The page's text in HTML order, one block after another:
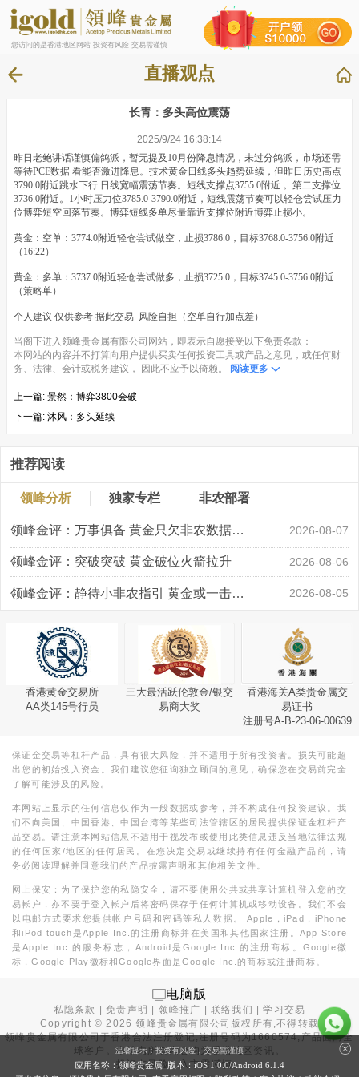
您访问的是香港地区网站 投资有风险 交易需谨慎
直播观点
长青：多头高位震荡
2025/9/24 16:38:14
昨日老鲍讲话谨慎偏鸽派，暂无提及10月份降息情况，未过分鸽派，市场还需
等待PCE数据 看能否激进降息。技术黄金日线多头趋势延续，但昨日历史高点
3790.0附近跳水下行 日线宽幅震荡节奏。短线支撑点3755.0附近 。第二支撑位
3736.0附近。1小时压力位3785.0-3790.0附近，短线震荡节奏可以轻仓尝试压力
位博弈短空回落节奏。博弈短线多单尽量靠近支撑位附近博弈止损小。
黄金：空单：3774.0附近轻仓尝试做空，止损3786.0，目标3768.0-3756.0附近
（16:22）
黄金：多单：3737.0附近轻仓尝试做多，止损3725.0，目标3745.0-3756.0附近
（策略单）
个人建议 仅供参考 据此交易 风险自担（空单自行加点差）
当阁下进入领峰贵金属有限公司网站，即表示自愿接受以下免责条款：
本网站的内容并不打算向用户提供买卖任何投资工具或产品之意见，或任何财
务、法律、会计或税务建议， 因此不应予以倚赖。
阅读更多
上一篇: 景然：博弈3800会破
下一篇: 沐风：多头延续
推荐阅读
领峰分析 独家专栏 非农部署
领峰金评：万事俱备 黄金只欠非农数据“东风” 2026-08-07
领峰金评：突破突破 黄金破位火箭拉升 2026-08-06
领峰金评：静待小非农指引 黄金或一击破局 2026-08-05
香港黄金交易所
AA类145号行员
三大最活跃伦敦金/银交
易商大奖
香港海关A类贵金属交
易证书
注册号A-B-23-06-00639
保证金交易等杠杆产品，具有很大风险，并不适用于所有投资者。损失可能超
出您的初始投入资金。我们建议您征询独立顾问的意见，确保您在交易前完全
了解可能涉及的风险。
本网站上显示的任何信息仅作为一般数据或参考，并不构成任何投资建议。我
们不向美国、中国香港、中国台湾等某些司法管辖区的居民提供保证金杠杆产
品交易。请注意本网站信息不适用于视发布或使用此类信息违反当地法律法规
的任何国家/地区的任何居民。在您决定交易或继续持有任何金融产品前，请
务必阅读理解并同意我们的产品披露声明和其他相关文件。
网上保安：为了保护您的私隐安全，请不要使用公共或共享计算机登入您的交
易帐户，亦不要于登入帐户后将密码保存于任何计算机或移动设备。我们不会
以电邮方式要求您提供帐户号码和密码等私人数据。 Apple，iPad，iPhone
和iPod touch是Apple Inc.的注册商标并在美国和其他国家注册。App Store
是Apple Inc.的服务标志，Android是Google Inc.的注册商标。Google徽
标，Google Play徽标和Google界面是Google Inc.的商标或注册商标。
电脑版
私隐条款 |免责声明 领峰推广 |联络我们 |学习交易
Copyright ©2026 领峰贵金属有限公司版权所有,不得转载
领峰贵金属有限公司于香港合法注册登记,注册号码为1660574,产品面向全
球客户。本站内所有内容均为香港地区资讯。
投资有风险，入市需谨慎。
温馨提示：投资有风险，交易需谨慎
应用名称：领峰贵金属 版本：iOS 1.0.0/Android 6.1.4